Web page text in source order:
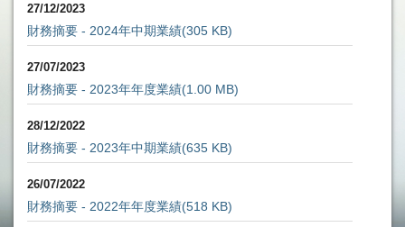
27/12/2023
財務摘要 - 2024年中期業績(305 KB)
27/07/2023
財務摘要 - 2023年年度業績(1.00 MB)
28/12/2022
財務摘要 - 2023年中期業績(635 KB)
26/07/2022
財務摘要 - 2022年年度業績(518 KB)